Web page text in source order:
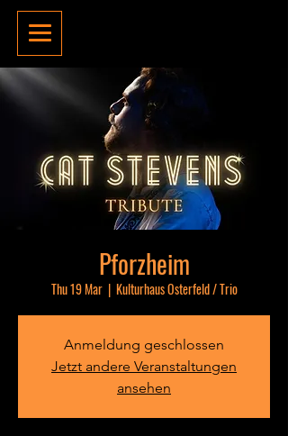
Pforzheim
Thu 19 Mar
  |
Kulturhaus Osterfeld / Trio
Anmeldung geschlossen
Jetzt andere Veranstaltungen
ansehen